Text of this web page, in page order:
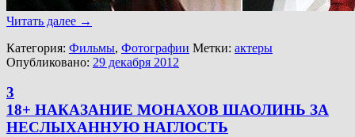
Читать далее →
Категория: Фильмы, Фотографии Метки: актеры
Опубликовано: 29 декабря 2012
3
18+ НАКАЗАНИЕ МОНАХОВ ШАОЛИНЬ ЗА
НЕСЛЫХАННУЮ НАГЛОСТЬ